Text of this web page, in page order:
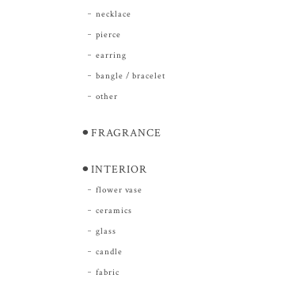
necklace
pierce
earring
bangle / bracelet
other
⚫︎FRAGRANCE
⚫︎INTERIOR
flower vase
ceramics
glass
candle
fabric